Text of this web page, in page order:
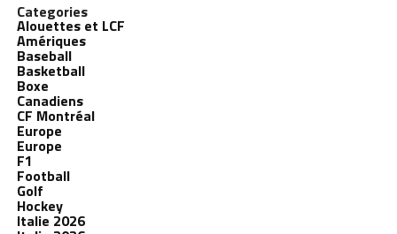
Categories
Alouettes et LCF
Amériques
Baseball
Basketball
Boxe
Canadiens
CF Montréal
Europe
Europe
F1
Football
Golf
Hockey
Italie 2026